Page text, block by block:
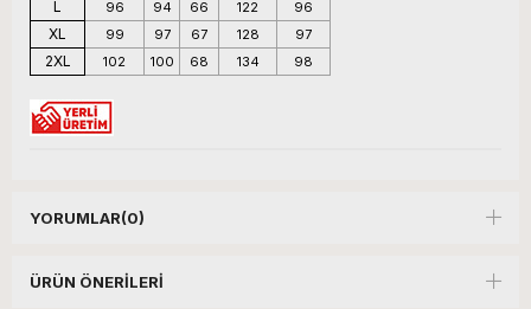
L 96 94 66 122 96
XL 99 97 67 128 97
2XL 102 100 68 134 98
YORUMLAR(0)
ÜRÜN ÖNERILERI